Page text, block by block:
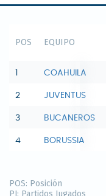
POS EQUIPO
COAHUILA
2 JUVENTUS
3 BUCANEROS
4 BORUSSIA
POS: Posición